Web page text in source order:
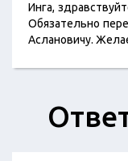
Инга,
Обязательно
Аслановичу.